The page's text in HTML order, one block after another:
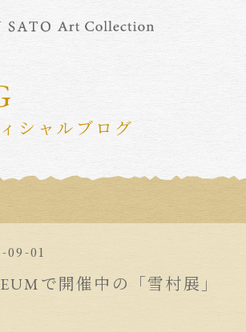
シャルブログ
09-01
で開催中の「雪村展」